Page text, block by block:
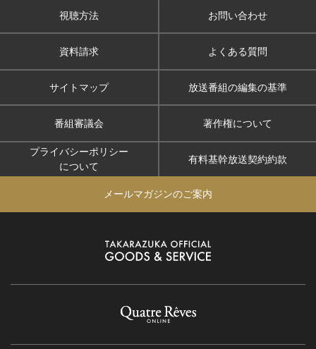
視聴方法 お問い合わせ
資料請求 よくある質問
サイトマップ 放送番組の編集の基準
番組審議会 著作権について
プライバシーポリシー
について
有料基幹放送契約約款
メールマガジンのご案内